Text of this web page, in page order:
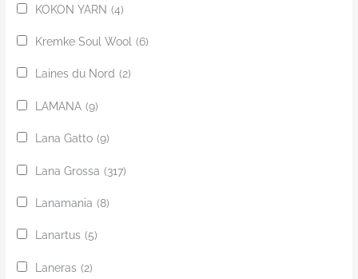
KOKON YARN (4)
Kremke Soul Wool (6)
Laines du Nord (2)
LAMANA (9)
Lana Gatto (9)
Lana Grossa (317)
Lanamania (8)
Lanartus (5)
Laneras (2)